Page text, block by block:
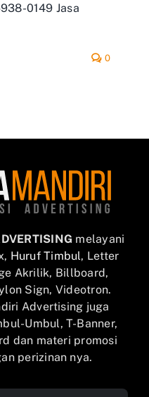
0149 Jasa
0
melayani
Huruf Timbul, Letter
Akrilik, Billboard,
Sign, Videotron.
Advertising juga
Umbul, T-Banner,
dan materi promosi
perizinan nya.